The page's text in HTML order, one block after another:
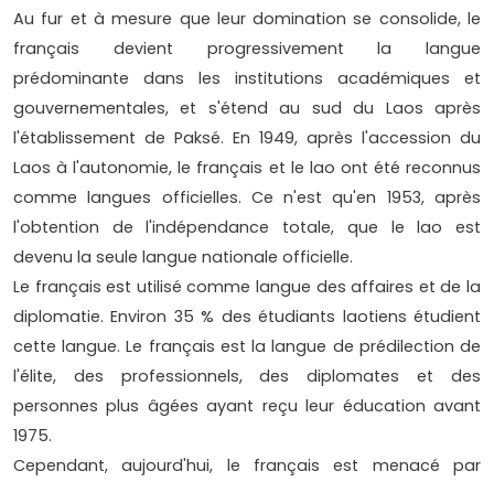
Au fur et à mesure que leur domination se consolide, le
français devient progressivement la langue
prédominante dans les institutions académiques et
gouvernementales, et s'étend au sud du Laos après
l'établissement de Paksé. En 1949, après l'accession du
Laos à l'autonomie, le français et le lao ont été reconnus
comme langues officielles. Ce n'est qu'en 1953, après
l'obtention de l'indépendance totale, que le lao est
devenu la seule langue nationale officielle.
Le français est utilisé comme langue des affaires et de la
diplomatie. Environ 35 % des étudiants laotiens étudient
cette langue. Le français est la langue de prédilection de
l'élite, des professionnels, des diplomates et des
personnes plus âgées ayant reçu leur éducation avant
1975.
Cependant, aujourd'hui, le français est menacé par